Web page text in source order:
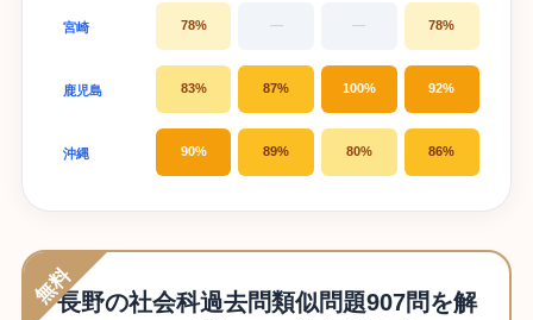
宮崎 78% — — 78%
鹿児島 83% 87% 100% 92%
沖縄 90% 89% 80% 86%
無料長野の社会科過去問類似問題907問を解